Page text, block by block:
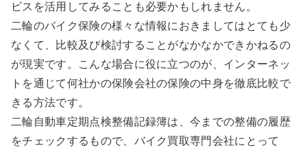
ビスを活用してみることも必要かもしれません。
二輪のバイク保険の様々な情報におきましてはとても少
なくて、比較及び検討することがなかなかできかねるの
が現実です。こんな場合に役に立つのが、インターネッ
トを通じて何社かの保険会社の保険の中身を徹底比較で
きる方法です。
二輪自動車定期点検整備記録簿は、今までの整備の履歴
をチェックするもので、バイク買取専門会社にとって